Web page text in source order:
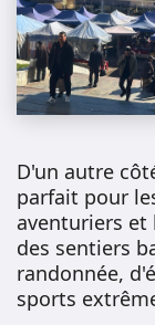
D'un autre
parfait pour
aventuriers et
des sentiers
randonnée,
sports